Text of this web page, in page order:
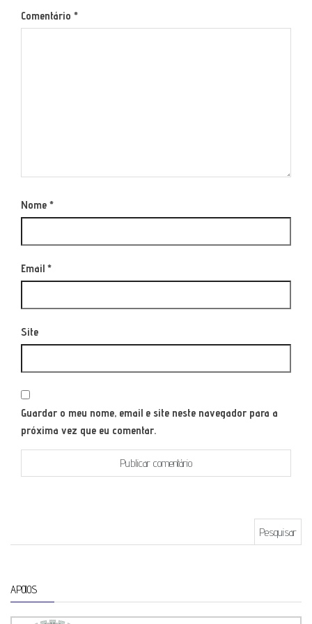
Comentário *
Nome *
Email *
Site
Guardar o meu nome, email e site neste navegador para a
próxima vez que eu comentar.
APOIOS